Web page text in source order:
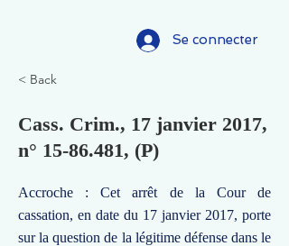
Se connecter
< Back
Cass. Crim., 17 janvier 2017,
n° 15-86.481, (P)
Accroche : Cet arrêt de la Cour de
cassation, en date du 17 janvier 2017, porte
sur la question de la légitime défense dans le